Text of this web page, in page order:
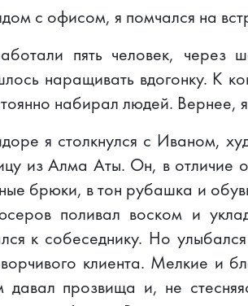
с офисом, я помчался на
пять человек, через
наращивать вдогонку. К
набирал людей. Вернее,
я столкнулся с Иваном,
из Алма Аты. Он, в отличие
брюки, в тон рубашка и
поливал воском и
к собеседнику. Но
клиента. Мелкие и
давал прозвища и, не